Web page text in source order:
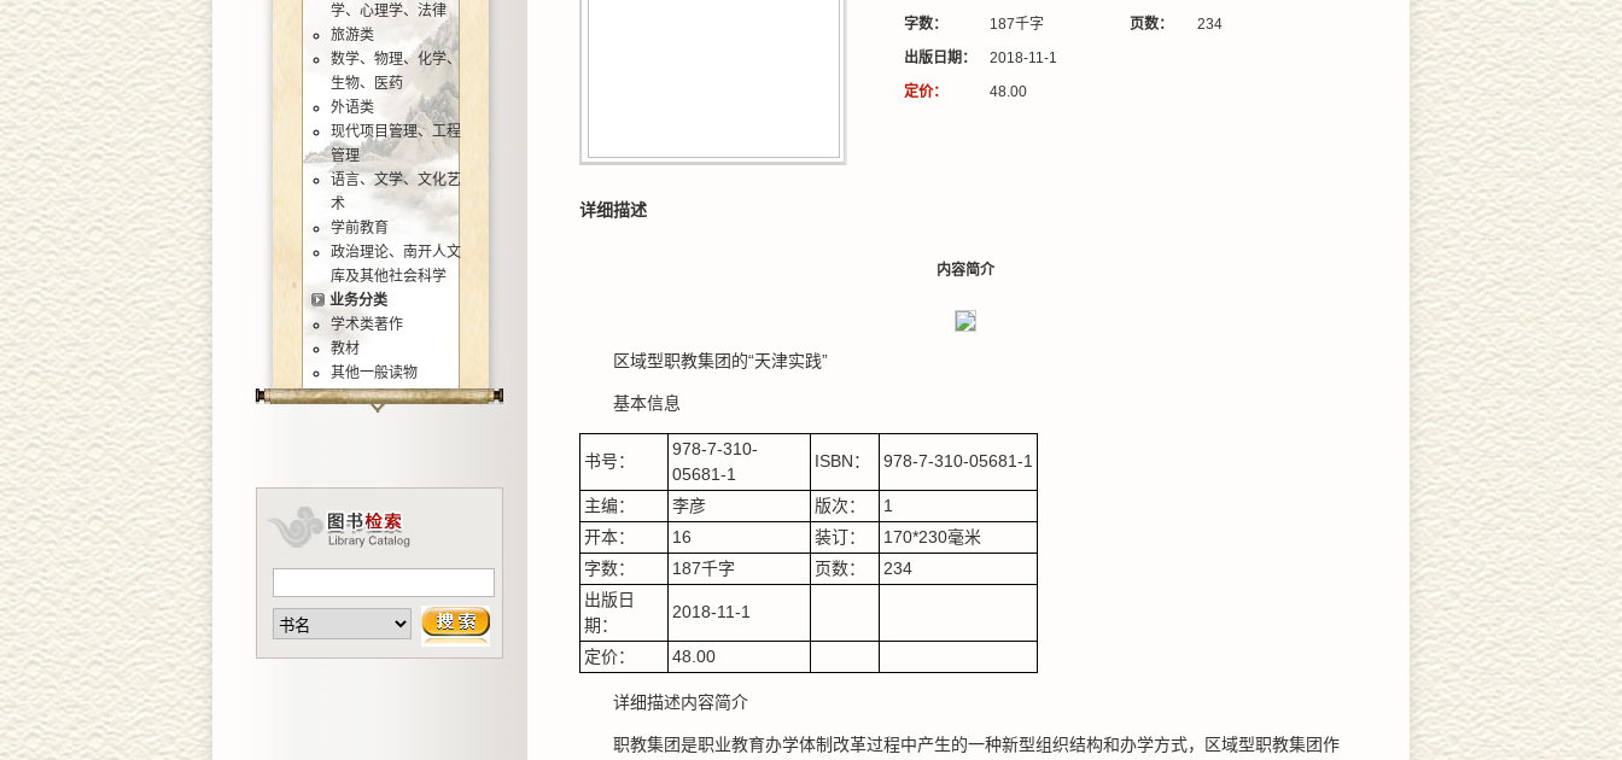
学、心理学、法律
旅游类
数学、物理、化学、
生物、医药
外语类
现代项目管理、工程
管理
语言、文学、文化艺
术
学前教育
政治理论、南开人文
库及其他社会科学
业务分类
学术类著作
教材
其他一般读物
字数：
187千字 页数：
234
出版日期：
2018-11-1
定价：
48.00
详细描述
内容简介
区域型职教集团的“天津实践”
基本信息
书号：
978-7-310-
05681-1
ISBN： 978-7-310-05681-1
主编： 李彦 版次：
1
开本：
16 装订：
170*230毫米
字数：
187千字 页数：
234
出版日
期：
2018-11-1
定价： 48.00
详细描述内容简介
职教集团是职业教育办学体制改革过程中产生的一种新型组织结构和办学方式，区域型职教集团作